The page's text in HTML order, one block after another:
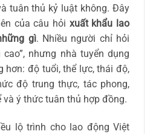
tuân thủ kỷ luật không. Đây
của câu hỏi xuất khẩu lao
gì. Nhiều người chỉ hỏi
nhưng nhà tuyển dụng
hơn: độ tuổi, thể lực, thái độ,
độ trung thực, tác phong,
và ý thức tuân thủ hợp đồng.
lộ trình cho lao động Việt